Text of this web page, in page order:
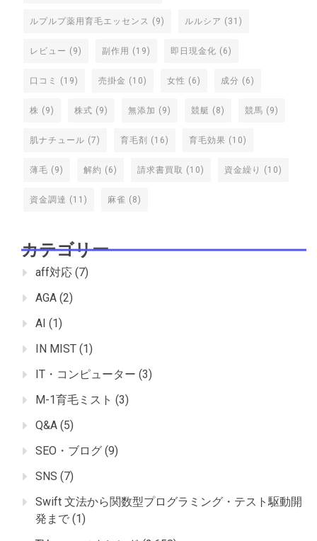
ルプルプ薬用育毛エッセンス (9) ルルシア (31)
レビュー (9) 副作用 (19) 即日現金化 (6)
口コミ (19) 売掛金 (10) 女性 (6) 成分 (6)
株 (9) 株式 (9) 無添加 (9) 競艇 (8) 競馬 (9)
肌ナチュール (7) 育毛剤 (16) 育毛効果 (10)
薄毛 (9) 解約 (6) 請求書買取 (10) 資金繰り (10)
資金調達 (11) 麻雀 (8)
カテゴリー
aff対応 (7)
AGA (2)
AI (1)
IN MIST (1)
IT・コンピューター (3)
M-1育毛ミスト (3)
Q&A (5)
SEO・ブログ (9)
SNS (7)
Swift 文法から関数型プログラミング・テスト駆動開
発まで (1)